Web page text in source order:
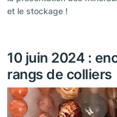
et le stockage !
10 juin 2024 :
rangs de colliers